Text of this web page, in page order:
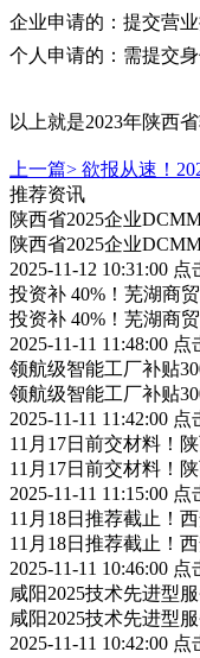
企业申请的：提交营
个人申请的：需提交身
以上就是2023年陕西
上一篇> 欲报从速！
推荐资讯
陕西省2025企业
陕西省2025企业
2025-11-12 10:31:00 点
投资补 40%！芜湖商
投资补 40%！芜湖商
2025-11-11 11:48:00 点
领航级智能工厂补贴
领航级智能工厂补贴
2025-11-11 11:42:00 点
11月17日前交材料！
11月17日前交材料！
2025-11-11 11:15:00 点
11月18日推荐截止！
11月18日推荐截止！
2025-11-11 10:46:00 点
咸阳2025技术先进型
咸阳2025技术先进型
2025-11-11 10:42:00 点